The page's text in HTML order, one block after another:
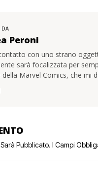
Peroni
con uno strano
sarà focalizzata per
della Marvel Comics, che mi
Pubblicato. I Campi